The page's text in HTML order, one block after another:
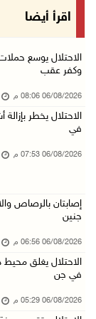
الاحتلال يغلق
الاحتلال يقتحم
"النقل
06/آب/2026 04:26 م
إرهاب
06/آب/2026 03:06 م
الخليلي تبحث مع
06/آب/2026 02:41 م
اقرأ أيضا
الاحتلال يوسع
وكفر عقب
06/08/2026 08:06 م
الاحتلال يخطر
في
06/08/2026 07:53 م
إصابتان بالرصاص
جنين
06/08/2026 06:56 م
الاحتلال يغلق محيط
في جن
06/08/2026 05:29 م